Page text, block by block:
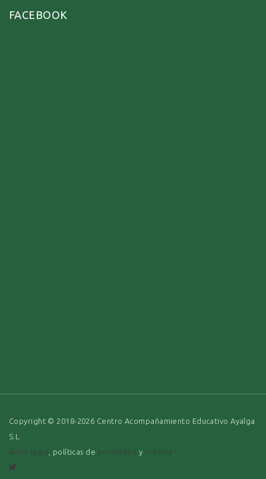
FACEBOOK
Copyright © 2018-2026 Centro Acompañamiento Educativo Ayalga
S.L.
Aviso legal
, políticas de privacidad y cookies